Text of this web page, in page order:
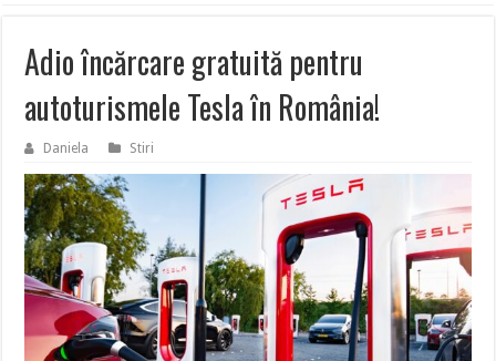
Adio încărcare gratuită pentru
autoturismele Tesla în România!
Daniela Stiri